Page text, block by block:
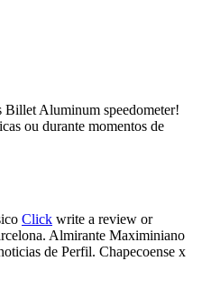
Billet Aluminum speedometer!
ou durante momentos de
Click write a review or
Almirante Maximiniano
de Perfil. Chapecoense x